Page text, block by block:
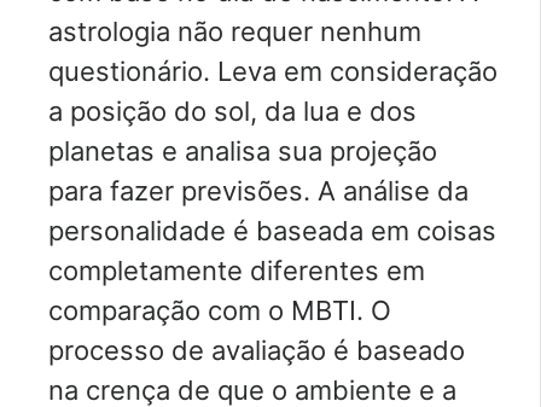
astrologia não requer nenhum
questionário. Leva em consideração
a posição do sol, da lua e dos
planetas e analisa sua projeção
para fazer previsões. A análise da
personalidade é baseada em coisas
completamente diferentes em
comparação com o MBTI. O
processo de avaliação é baseado
na crença de que o ambiente e a